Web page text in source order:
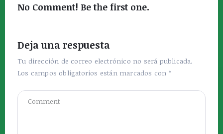
No Comment! Be the first one.
Deja una respuesta
Tu dirección de correo electrónico no será publicada.
Los campos obligatorios están marcados con *